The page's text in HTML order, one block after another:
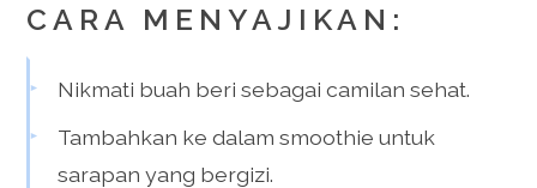
CARA MENYAJIKAN:
Nikmati buah beri sebagai camilan sehat.
Tambahkan ke dalam smoothie untuk
sarapan yang bergizi.